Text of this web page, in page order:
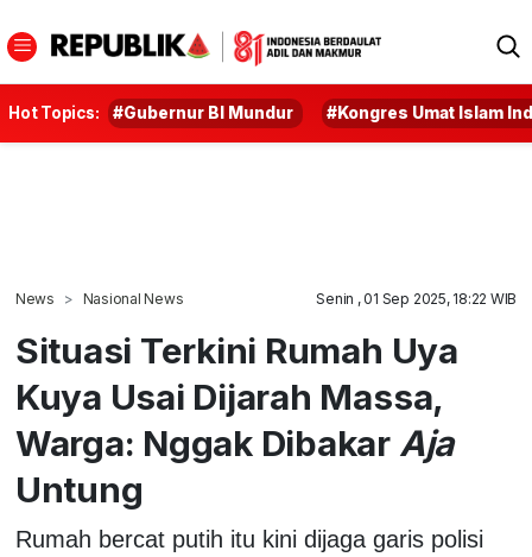
Hot Topics: #Gubernur BI Mundur #Kongres Umat Islam
News Nasional News Senin , 01 Sep 2025, 18:22 WIB
Situasi Terkini Rumah Uya
Kuya Usai Dijarah Massa,
Warga: Nggak Dibakar Aja
Untung
Rumah bercat putih itu kini dijaga garis polisi